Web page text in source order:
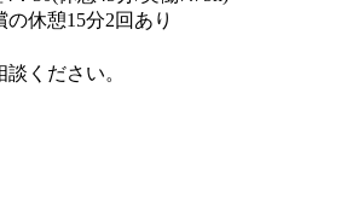
休憩15分2回あり
ください。